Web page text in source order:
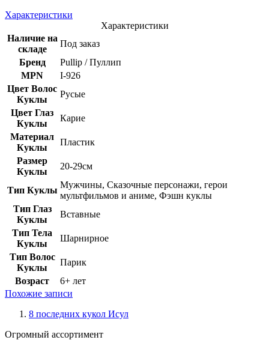
Характеристики
Характеристики
Наличие на
складе
Под заказ
Бренд
Pullip / Пуллип
MPN
I-926
Цвет Волос
Куклы
Русые
Цвет Глаз
Куклы
Карие
Материал
Куклы
Пластик
Размер
Куклы
20-29см
Тип Куклы
Мужчины, Сказочные персонажи, герои
мультфильмов и аниме, Фэшн куклы
Тип Глаз
Куклы
Вставные
Тип Тела
Куклы
Шарнирное
Тип Волос
Куклы
Парик
Возраст
6+ лет
Похожие записи
8 последних кукол Исул
Огромный ассортимент